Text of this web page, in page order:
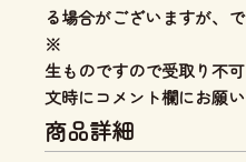
る場合がございますが、
※
生ものですので受取り不
文時にコメント欄にお願い
商品詳細